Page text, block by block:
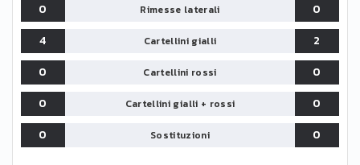
0
Rimesse laterali
0
4
Cartellini gialli
2
0
Cartellini rossi
0
0
Cartellini gialli + rossi
0
0
Sostituzioni 0